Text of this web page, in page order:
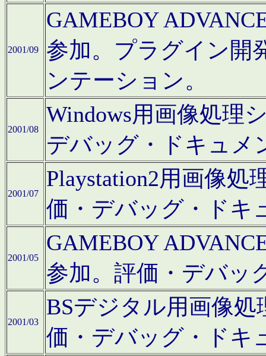
2001/09
GAMEBOY
参加。プラグイン開
ンテーション。
2001/08
Windows用画像処理
デバッグ・ドキュメ
2001/07
Playstation2用画像
価・デバッグ・ドキ
2001/05
GAMEBOY
参加。評価・デバッ
2001/03
BSデジタル用画像
価・デバッグ・ドキ